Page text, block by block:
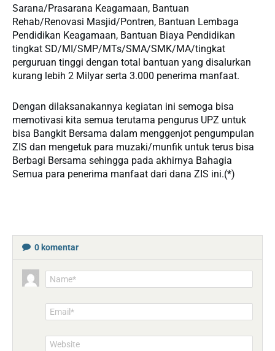
Sarana/Prasarana Keagamaan, Bantuan
Rehab/Renovasi Masjid/Pontren, Bantuan Lembaga
Pendidikan Keagamaan, Bantuan Biaya Pendidikan
tingkat SD/MI/SMP/MTs/SMA/SMK/MA/tingkat
perguruan tinggi dengan total bantuan yang disalurkan
kurang lebih 2 Milyar serta 3.000 penerima manfaat.
Dengan dilaksanakannya kegiatan ini semoga bisa
memotivasi kita semua terutama pengurus UPZ untuk
bisa Bangkit Bersama dalam menggenjot pengumpulan
ZIS dan mengetuk para muzaki/munfik untuk terus bisa
Berbagi Bersama sehingga pada akhirnya Bahagia
Semua para penerima manfaat dari dana ZIS ini.(*)
0 komentar
Name*
Email*
Website